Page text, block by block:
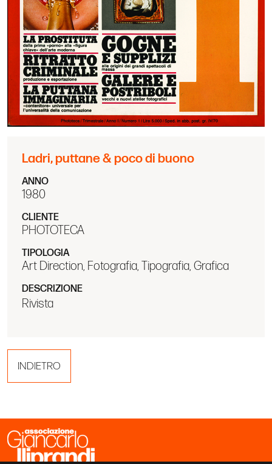
Ladri, puttane & poco di buono
ANNO
1980
CLIENTE
PHOTOTECA
TIPOLOGIA
Art Direction, Fotografia, Tipografia, Grafica
DESCRIZIONE
Rivista
INDIETRO